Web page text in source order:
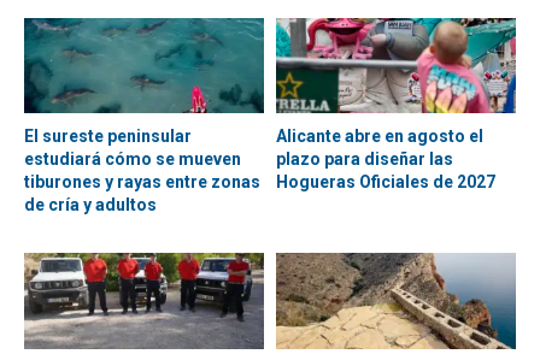
El sureste peninsular
estudiará cómo se mueven
tiburones y rayas entre zonas
de cría y adultos
Alicante abre en agosto el
plazo para diseñar las
Hogueras Oficiales de 2027